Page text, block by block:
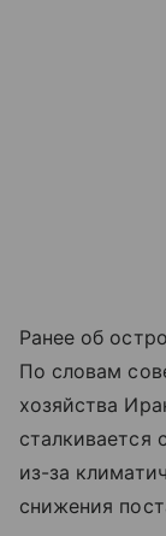
Ранее об
По словам
хозяйства
сталкивается
из-за
снижения